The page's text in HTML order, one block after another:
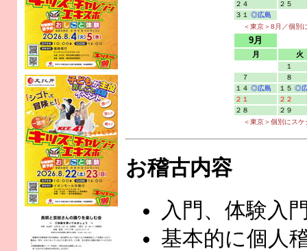
２４
２５
３１ ◎広島
＜東京＞8月／個別
9月
月 火
１
７
８
１４ ◎広島 １５ ◎
２１
２２
２８
２９
＜東京＞個別にス
お稽古内容
入門、体験入
基本的に個人